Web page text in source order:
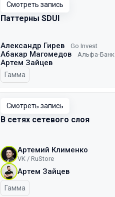
Смотреть запись
Паттерны SDUI
Александр Гирев Go Invest
Абакар Магомедов Альфа-Банк
Артем Зайцев
Гамма
Смотреть запись
В сетях сетевого слоя
Артемий Клименко
VK / RuStore
Артем Зайцев
Гамма